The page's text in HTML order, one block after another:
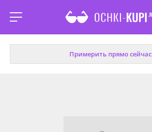
Примерить прямо сейчас